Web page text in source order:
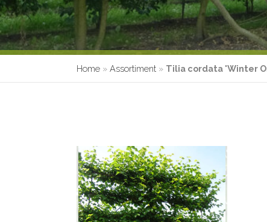
Home » Assortiment » Tilia cordata 'Winter